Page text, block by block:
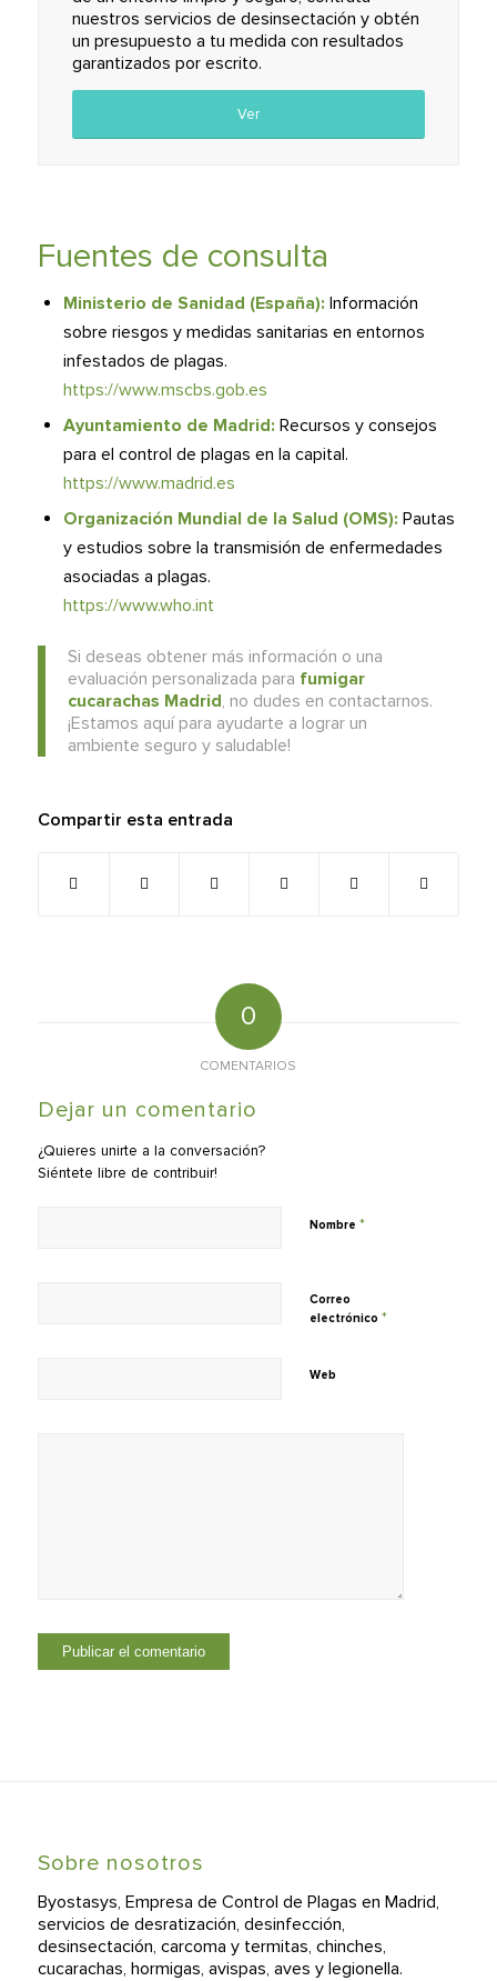
nuestros servicios de desinsectación y obtén
un presupuesto a tu medida con resultados
garantizados por escrito.
Ver
Fuentes de consulta
Ministerio de Sanidad (España): Información
sobre riesgos y medidas sanitarias en entornos
infestados de plagas.
https://www.mscbs.gob.es
Ayuntamiento de Madrid: Recursos y consejos
para el control de plagas en la capital.
https://www.madrid.es
Organización Mundial de la Salud (OMS): Pautas
y estudios sobre la transmisión de enfermedades
asociadas a plagas.
https://www.who.int
Si deseas obtener más información o una
evaluación personalizada para fumigar
cucarachas Madrid, no dudes en contactarnos.
¡Estamos aquí para ayudarte a lograr un
ambiente seguro y saludable!
Compartir esta entrada
0
COMENTARIOS
Dejar un comentario
¿Quieres unirte a la conversación?
Siéntete libre de contribuir!
Nombre *
Correo
electrónico *
Web
Sobre nosotros
Byostasys, Empresa de Control de Plagas en Madrid,
servicios de desratización, desinfección,
desinsectación, carcoma y termitas, chinches,
cucarachas, hormigas, avispas, aves y legionella.